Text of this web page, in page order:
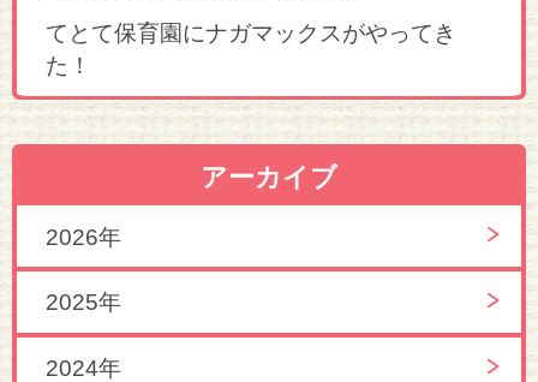
てとて保育園にナガマックスがやってき
た！
アーカイブ
2026年
2025年
2024年